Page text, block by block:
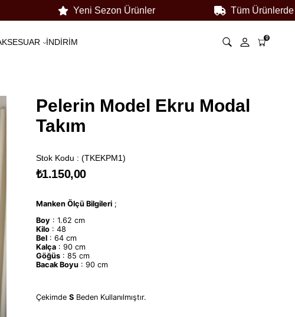
Yeni Sezon Ürünler Tüm Ürünlerde
İNDİRİM 0
Pelerin Model Ekru Modal
Takım
Stok Kodu (TKEKPM1)
₺1.150,00
Manken Ölçü Bilgileri;
Boy: 1.62 cm
Kilo: 48
Bel: 64 cm
Kalça: 90 cm
Göğüs: 85 cm
Bacak Boyu: 90 cm
Çekimde SBeden Kullanılmıştır.